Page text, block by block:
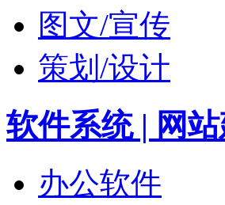
图文/宣传
策划/设计
软件系统 | 网
办公软件